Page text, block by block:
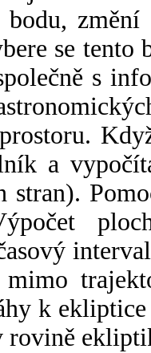
se tento
s
a
stran).
k
rovině